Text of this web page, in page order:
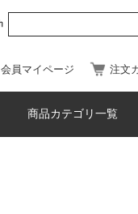
会員マイページ 注文
商品カテゴリ一覧